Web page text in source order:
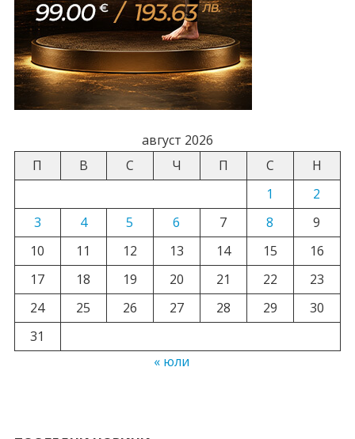
август 2026
П
В С Ч П С
Н
1
2
3
4 5 6 7 8
9
10
11 12 13 14 15
16
17
18 19 20 21 22
23
24
25 26 27 28 29
30
31
« юли